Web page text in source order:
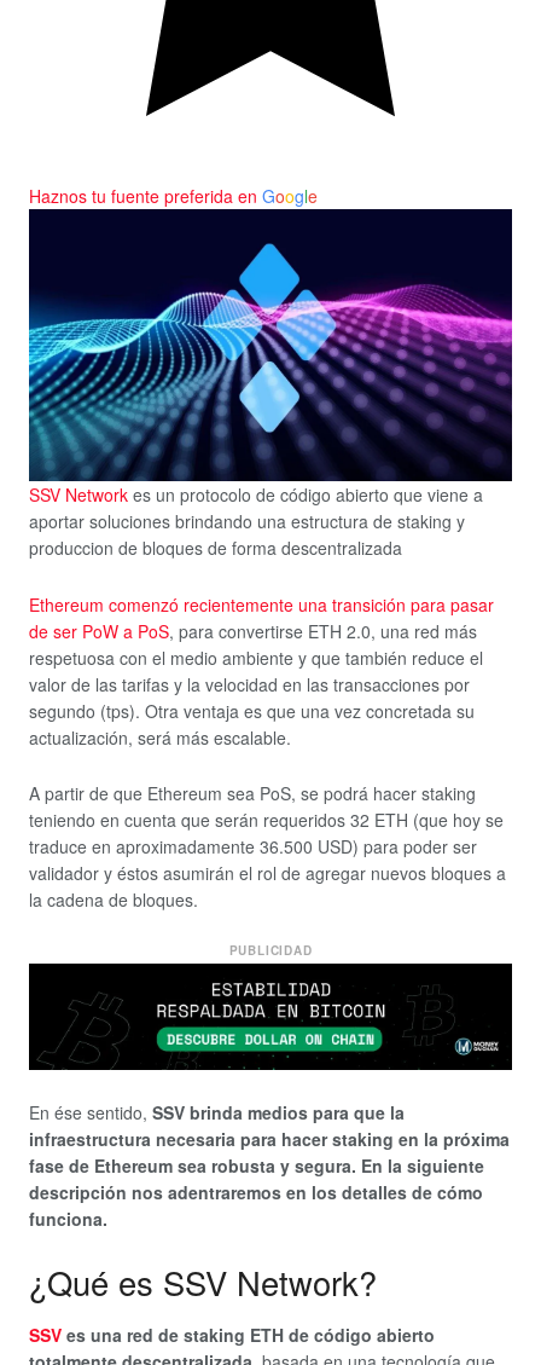
Haznos tu fuente preferida en Google
SSV Network es un protocolo de código abierto que viene a
aportar soluciones brindando una estructura de staking y
produccion de bloques de forma descentralizada
Ethereum comenzó recientemente una transición para pasar
de ser PoW a PoS, para convertirse ETH 2.0, una red más
respetuosa con el medio ambiente y que también reduce el
valor de las tarifas y la velocidad en las transacciones por
segundo (tps). Otra ventaja es que una vez concretada su
actualización, será más escalable.
A partir de que Ethereum sea PoS, se podrá hacer staking
teniendo en cuenta que serán requeridos 32 ETH (que hoy se
traduce en aproximadamente 36.500 USD) para poder ser
validador y éstos asumirán el rol de agregar nuevos bloques a
la cadena de bloques.
PUBLICIDAD
En ése sentido, SSV brinda medios para que la
infraestructura necesaria para hacer staking en la próxima
fase de Ethereum sea robusta y segura. En la siguiente
descripción nos adentraremos en los detalles de cómo
funciona.
¿Qué es SSV Network?
SSV es una red de staking ETH de código abierto